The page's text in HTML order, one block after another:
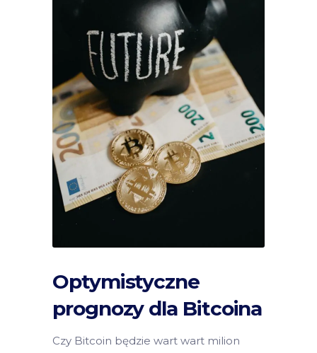
Optymistyczne
prognozy dla Bitcoina
Czy Bitcoin będzie wart wart milion